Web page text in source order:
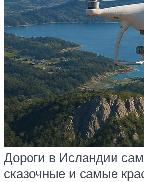
Дороги в Исландии
сказочные и самые